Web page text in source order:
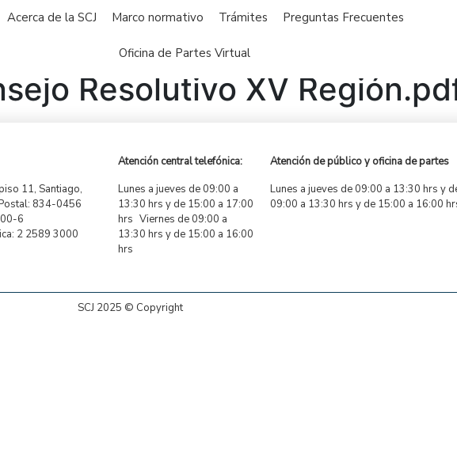
Acerca de la SCJ Marco normativo Trámites Preguntas Frecuentes
Oficina de Partes Virtual
Resolutivo XV
11, Santiago,
834-0456
6
2 2589 3000
Atención central telefónica:
Lunes a jueves de 09:00 a
13:30 hrs y de 15:00 a 17:00
hrs Viernes de 09:00 a
13:30 hrs y de 15:00 a 16:00
hrs
Atención de público y oficina de partes
Lunes a jueves de 09:00 a 13:30 hrs y
09:00 a 13:30 hrs y de 15:00 a 16:00
SCJ 2025 © Copyright